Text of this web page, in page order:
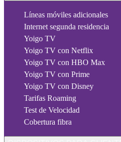
Líneas móviles adicionales
Internet segunda residencia
Yoigo TV
Yoigo TV con Netflix
Yoigo TV con HBO Max
Yoigo TV con Prime
Yoigo TV con Disney
Tarifas Roaming
Test de Velocidad
Cobertura fibra